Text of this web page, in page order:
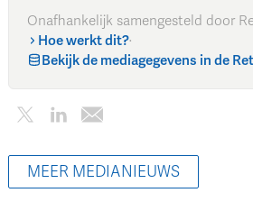
Onafhankelijk samengesteld door
Hoe werkt dit?·
Bekijk de mediagegevens in de
MEER MEDIANIEUWS